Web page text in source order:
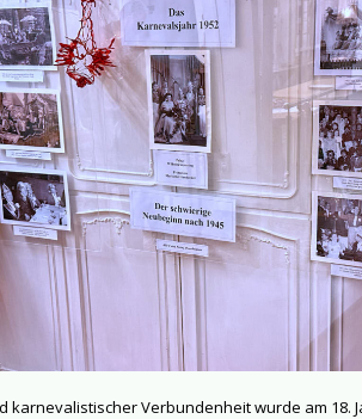
karnevalistischer Verbundenheit wurde am 18.